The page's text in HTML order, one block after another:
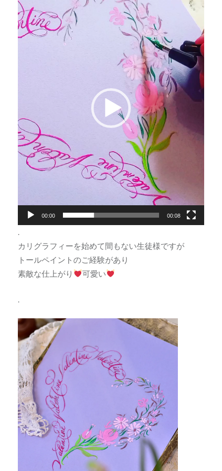
画
プ
レ
00:00 00:08
カリグラフィーを始めて間もない生徒様ですが
トールペイントのご経験があり
素敵な仕上がり
可愛い